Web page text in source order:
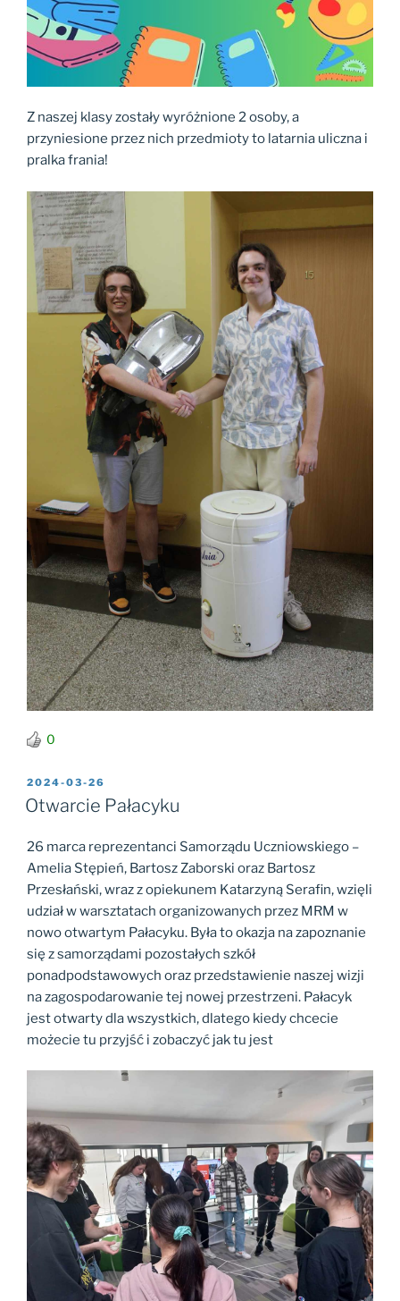
Z naszej klasy zostały wyróżnione 2 osoby, a
przyniesione przez nich przedmioty to latarnia uliczna i
pralka frania!
0
OPUBLIKOWANE
W
2024-03-26
Otwarcie Pałacyku
26 marca reprezentanci Samorządu Uczniowskiego –
Amelia Stępień, Bartosz Zaborski oraz Bartosz
Przesłański, wraz z opiekunem Katarzyną Serafin, wzięli
udział w warsztatach organizowanych przez MRM w
nowo otwartym Pałacyku. Była to okazja na zapoznanie
się z samorządami pozostałych szkół
ponadpodstawowych oraz przedstawienie naszej wizji
na zagospodarowanie tej nowej przestrzeni. Pałacyk
jest otwarty dla wszystkich, dlatego kiedy chcecie
możecie tu przyjść i zobaczyć jak tu jest